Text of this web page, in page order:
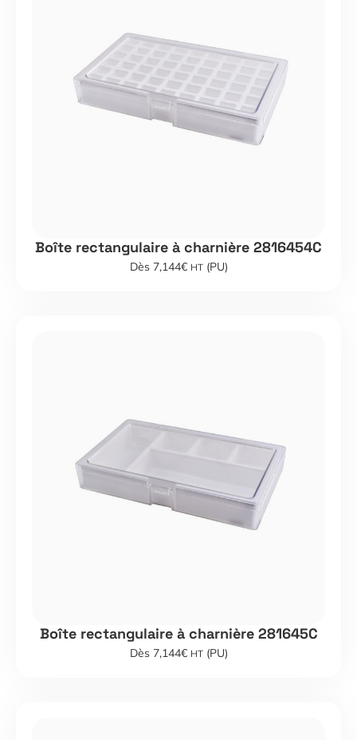
Boîte rectangulaire à charnière 2816454C
Dès 7,144€ HT(PU)
Boîte rectangulaire à charnière 281645C
Dès 7,144€ HT(PU)